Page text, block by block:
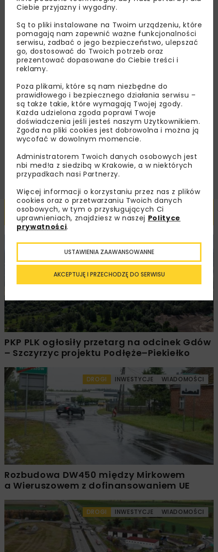
Lubisz wiedzieć więcej?
Zapisz się do newslettera aby otrzymywać od
nas najlepsze informacje branżowe,
zaproszenia na wydarzenia, atrakcyjne oferty i
dedykowane akcje specjalne.
Zapoznałam/em się zPolityką Prywatnościi
Regulaminemoraz wyrażam zgodę na otrzymywanie na
podany przeze mnie adres e-mail korespondencji
handlowej w postaci newslettera.
ZAPISZ MNIE
Powiązane artykuły
KOLEJ WIADOMOŚCI INWESTYCJE
PKP PLK ogłosiły przetarg na odcinek Gdów
– Szczyrzyc projektu Podłęże–Piekiełko
DROGI INWESTYCJE WIADOMOŚCI
Rozbudowa DW450 między Mirkowem
a Wieruszowem z dofinansowaniem UE
DROGI INWESTYCJE WIADOMOŚCI
Ciebie przyjazny i wygodny.
Są to pliki instalowane na Twoim urządzeniu, które
pomagają nam zapewnić ważne funkcjonalności
serwisu, zadbać o jego bezpieczeństwo, ulepszać
go, dostosować do Twoich potrzeb oraz
prezentować dopasowane do Ciebie treści i
reklamy.
Poza plikami, które są nam niezbędne do
prawidłowego i bezpiecznego działania serwisu –
są także takie, które wymagają Twojej zgody.
Każda udzielona zgoda poprawi Twoje
doświadczenia jeśli jesteś naszym Użytkownikiem.
Zgoda na pliki cookies jest dobrowolna i można ją
wycofać w dowolnym momencie.
Administratorem Twoich danych osobowych jest
nbi med!a z siedzibą w Krakowie, a w niektórych
przypadkach nasi Partnerzy.
Więcej informacji o korzystaniu przez nas z plików
cookies oraz o przetwarzaniu Twoich danych
osobowych, w tym o przysługujących Ci
uprawnieniach, znajdziesz w naszej Polityce
prywatności.
AKCEPTUJĘ I PRZECHODZĘ DO SERWISU
USTAWIENIA ZAAWANSOWANNE